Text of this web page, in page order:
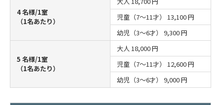
4 名様/1室
（1名あたり）
児童（7～11才） 13,100 円
幼児（3～6才） 9,300 円
5 名様/1室
（1名あたり）
大人 18,000 円
児童（7～11才） 12,600 円
幼児（3～6才） 9,000 円